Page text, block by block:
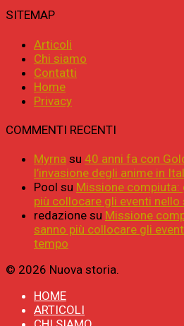
SITEMAP
Articoli
Chi siamo
Contatti
Home
Privacy
COMMENTI RECENTI
Myrna su 40 anni fa con
l’invasione degli anime in
Pool su Missione compiuta:
più collocare gli eventi
redazione su Missione
sanno più collocare gli
tempo
© 2026 Nuova storia.
HOME
ARTICOLI